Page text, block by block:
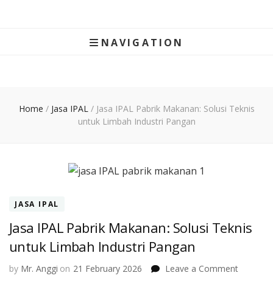
NAVIGATION
Home / Jasa IPAL / Jasa IPAL Pabrik Makanan: Solusi Teknis
untuk Limbah Industri Pangan
JASA IPAL
Jasa IPAL Pabrik Makanan: Solusi Teknis
untuk Limbah Industri Pangan
by Mr. Anggi on 21 February 2026 Leave a Commenton